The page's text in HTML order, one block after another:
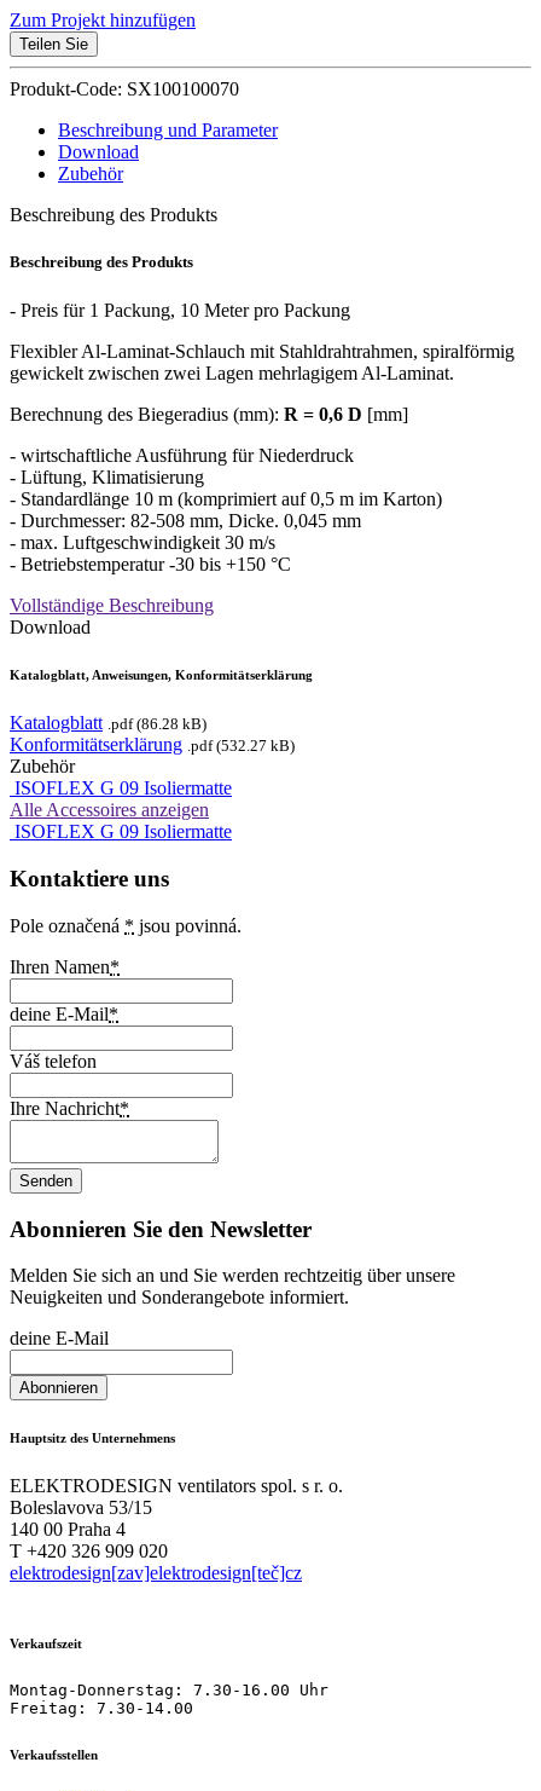
Zum Projekt hinzufügen
Teilen Sie
Produkt-Code: SX100100070
Beschreibung und Parameter
Download
Zubehör
Beschreibung des Produkts
Beschreibung des Produkts
- Preis für 1 Packung, 10 Meter pro Packung
Flexibler Al-Laminat-Schlauch mit Stahldrahtrahmen, spiralförmig
gewickelt zwischen zwei Lagen mehrlagigem Al-Laminat.
Berechnung des Biegeradius (mm): R = 0,6 D [mm]
- wirtschaftliche Ausführung für Niederdruck
- Lüftung, Klimatisierung
- Standardlänge 10 m (komprimiert auf 0,5 m im Karton)
- Durchmesser: 82-508 mm, Dicke. 0,045 mm
- max. Luftgeschwindigkeit 30 m/s
- Betriebstemperatur -30 bis +150 °C
Vollständige Beschreibung
Download
Katalogblatt, Anweisungen, Konformitätserklärung
Katalogblatt .pdf (86.28 kB)
Konformitätserklärung .pdf (532.27 kB)
Zubehör
ISOFLEX G 09 Isoliermatte
Alle Accessoires anzeigen
ISOFLEX G 09 Isoliermatte
Kontaktiere uns
Pole označená * jsou povinná.
Ihren Namen*
deine E-Mail*
Váš telefon
Ihre Nachricht*
Abonnieren Sie den Newsletter
Melden Sie sich an und Sie werden rechtzeitig über unsere
Neuigkeiten und Sonderangebote informiert.
deine E-Mail
Hauptsitz des Unternehmens
ELEKTRODESIGN ventilators spol. s r. o.
Boleslavova 53/15
140 00 Praha 4
T +420 326 909 020
elektrodesign[zav]elektrodesign[teč]cz
Verkaufszeit
Montag-Donnerstag: 7.30-16.00 Uhr
Freitag: 7.30-14.00
Verkaufsstellen